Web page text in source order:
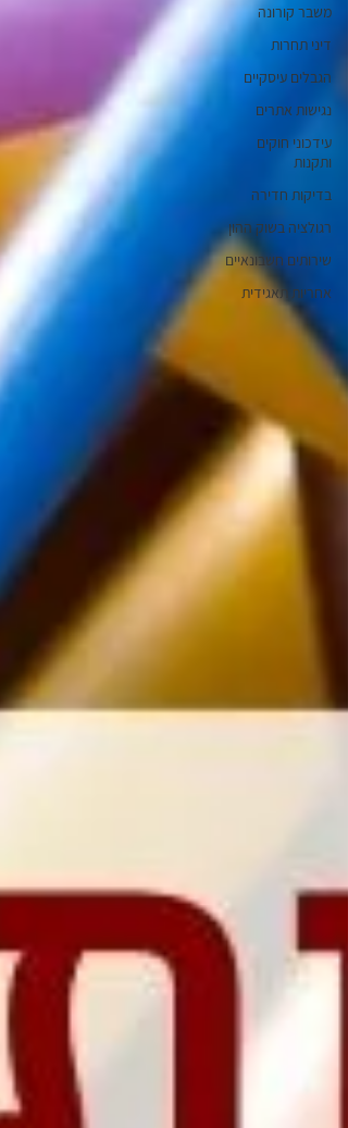
משבר קורונה
דיני תחרות
הגבלים עיסקיים
נגישות אתרים
עידכוני חוקים
ותקנות
בדיקות חדירה
רגולציה בשוק ההון
שירותים חשבונאיים
אחריות תאגידית